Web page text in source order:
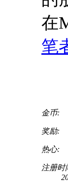
在
笔
金币:
奖励:
热心:
注册时